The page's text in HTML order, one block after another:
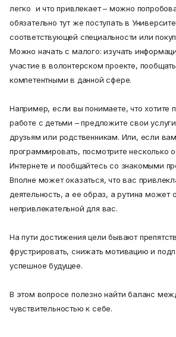
легко и что привлекает – можно
обязательно тут же поступать в
соответствующей специальности или
Можно начать с малого: изучать
участие в волонтерском проекте,
компетентными в данной сфере.
Например, если вы понимаете, что хотите
работе с детьми – предложите свои
друзьям или родственникам. Или, если
программировать, посмотрите несколько
Интернете и пообщайтесь со знакомыми
Вполне может оказаться, что вас
деятельность, а ее образ, а рутина может
непривлекательной для вас.
На пути достижения цели бывают
фрустрировать, снижать мотивацию и
успешное будущее.
В этом вопросе полезно найти баланс
чувствительностью к себе.